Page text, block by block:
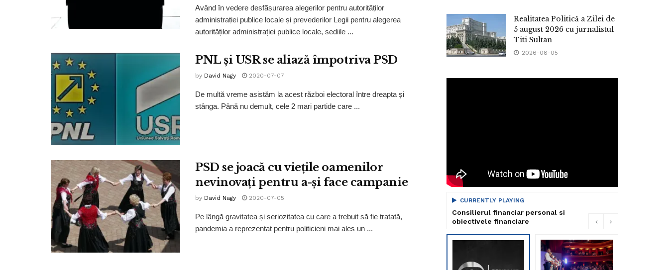
Având în vedere desfãṣurarea alegerilor pentru autoritãṭilor
administraṭiei publice locale ṣi prevederilor Legii pentru alegerea
autorităților administrației publice locale, sediile ...
PNL și USR se aliază împotriva PSD
by David Nagy 2020-07-07
De multă vreme asistăm la acest război electoral între dreapta și
stânga. Până nu demult, cele 2 mari partide care ...
PSD se joacă cu viețile oamenilor
nevinovați pentru a-și face campanie
by David Nagy 2020-07-05
Pe lângă gravitatea și seriozitatea cu care a trebuit să fie tratată,
pandemia a reprezentat pentru politicieni mai ales un ...
Realitatea Politică a Zilei de
5 august 2026 cu jurnalistul
Titi Sultan
2026-08-05
CURRENTLY PLAYING
Consilierul financiar personal si
obiectivele financiare